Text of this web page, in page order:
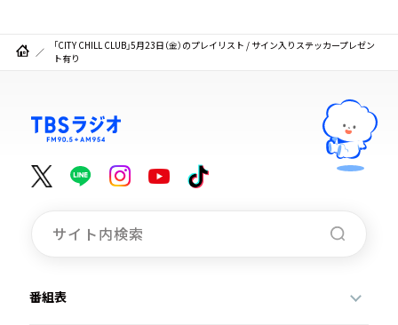
「CITY CHILL CLUB」5月23日（金）のプレイリスト / サイン入りステッカープレゼン
ト有り
番組表